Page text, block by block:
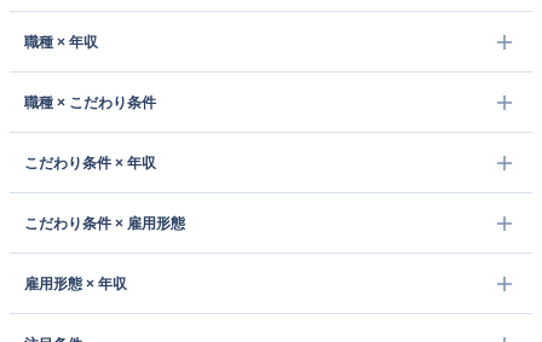
職種 × 年収
職種 × こだわり条件
こだわり条件 × 年収
こだわり条件 × 雇用形態
雇用形態 × 年収